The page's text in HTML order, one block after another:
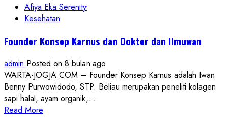
Warga
Afiya Eka Serenity
Kesehatan
Founder Konsep Karnus dan Dokter dan Ilmuwan
admin Posted on 8 bulan ago
WARTA-JOGJA.COM – Founder Konsep Karnus adalah Iwan
Benny Purwowidodo, STP. Beliau merupakan peneliti kolagen
sapi halal, ayam organik,...
Read More